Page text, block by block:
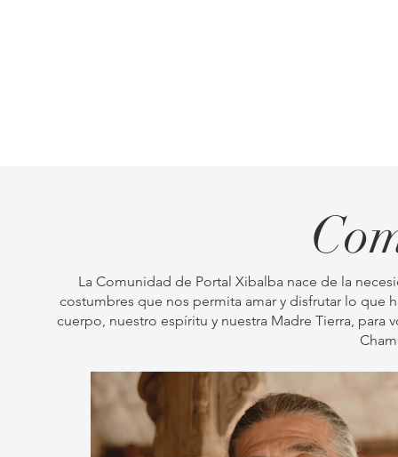
La Comunidad de Portal Xibalba nace de la
costumbres que nos permita amar y disfrutar lo que
cuerpo, nuestro espíritu y nuestra Madre Tierra, para